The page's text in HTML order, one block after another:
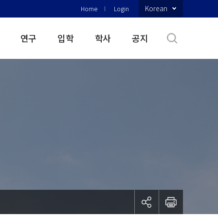
Home Login Korean
연구 입학 학사 공지